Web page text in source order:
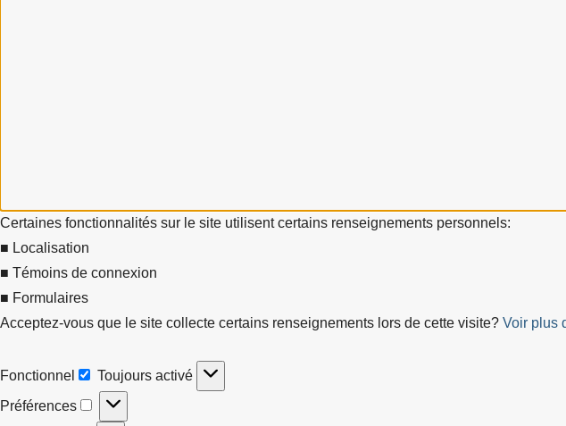
Certaines fonctionnalités sur le site utilisent certains renseignements personnels:
■ Localisation
■ Témoins de connexion
■ Formulaires
Acceptez-vous que le site collecte certains renseignements lors de cette visite? Voir plus
Fonctionnel
Fonctionnel
Toujours activé
Préférences
Préférences